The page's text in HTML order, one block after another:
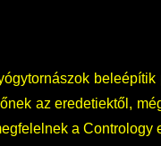
az eredetiektől,
a Contrology